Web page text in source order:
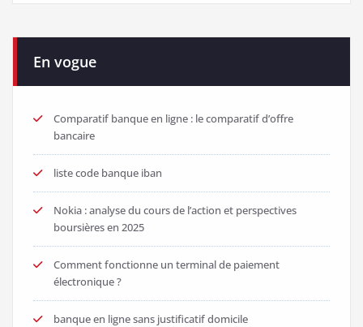
En vogue
Comparatif banque en ligne : le comparatif d’offre
bancaire
liste code banque iban
Nokia : analyse du cours de l’action et perspectives
boursières en 2025
Comment fonctionne un terminal de paiement
électronique ?
banque en ligne sans justificatif domicile